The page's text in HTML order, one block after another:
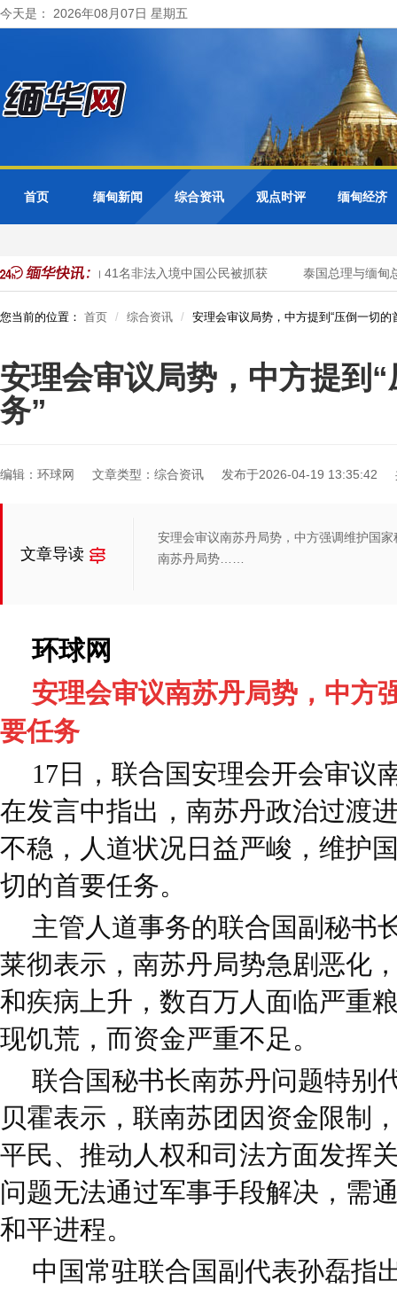
今天是： 2026年08月07日 星期五
首页 缅甸新闻 综合资讯 观点时评 缅甸经济
开展清网行动 41名非法入境中国公民被抓获 泰国总理与缅甸
您当前的位置： 首页 综合资讯 安理会审议局势，中方提到“压倒一切的
安理会审议局势，中方提到
务”
编辑：环球网 文章类型：综合资讯 发布于2026-04-19 13:35:42
文章导读
安理会审议南苏丹局势，中方强调维护国
南苏丹局势……
环球网
安理会审议南苏丹局势，中方
要任务
17日，联合国安理会开会审议
在发言中指出，南苏丹政治过渡
不稳，人道状况日益严峻，维护
切的首要任务。
主管人道事务的联合国副秘书
莱彻表示，南苏丹局势急剧恶化
和疾病上升，数百万人面临严重
现饥荒，而资金严重不足。
联合国秘书长南苏丹问题特别
贝霍表示，联南苏团因资金限制
平民、推动人权和司法方面发挥
问题无法通过军事手段解决，需
和平进程。
中国常驻联合国副代表孙磊指